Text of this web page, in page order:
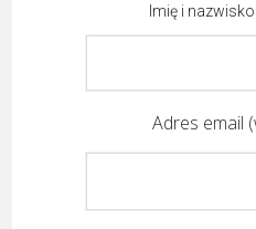
Imię i
Adres email